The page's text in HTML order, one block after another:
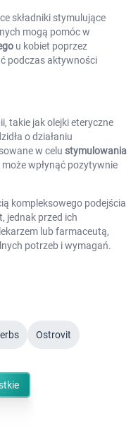
składniki stymulujące
mogą pomóc w
u kobiet poprzez
podczas aktywności
takie jak olejki eteryczne
o działaniu
w celu stymulowania
może wpłynąć pozytywnie
kompleksowego podejścia
jednak przed ich
lub farmaceutą,
potrzeb i wymagań.
Ostrovit